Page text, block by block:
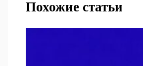
Похожие статьи